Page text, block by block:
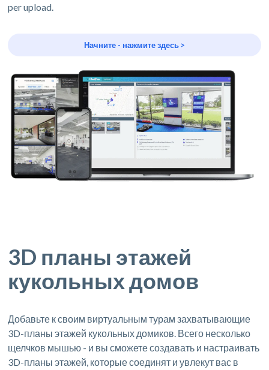
per upload.
Начните - нажмите здесь >
3D планы этажей
кукольных домов
Добавьте к своим виртуальным турам захватывающие
3D-планы этажей кукольных домиков. Всего несколько
щелчков мышью - и вы сможете создавать и настраивать
3D-планы этажей, которые соединят и увлекут вас в